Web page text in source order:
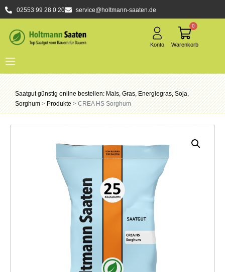
02553 99 28 0 20 service@holtmann-saaten.de
0
Saatgut günstig online bestellen: Mais, Gras, Energiegras, Soja,
Sorghum>Produkte>CREA HS Sorghum